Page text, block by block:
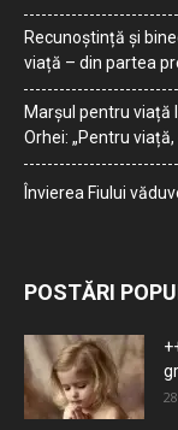
Recunoștință și
viață – din partea
Marșul pentru viață
Orhei: „Pentru
Învierea Fiului
POSTĂRI